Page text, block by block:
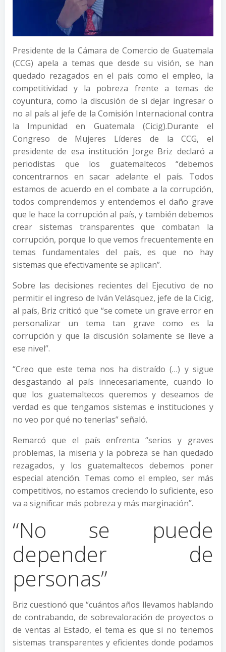
Presidente de la Cámara de Comercio de Guatemala
(CCG) apela a temas que desde su visión, se han
quedado rezagados en el país como el empleo, la
competitividad y la pobreza frente a temas de
coyuntura, como la discusión de si dejar ingresar o
no al país al jefe de la Comisión Internacional contra
la Impunidad en Guatemala (Cicig).Durante el
Congreso de Mujeres Líderes de la CCG, el
presidente de esa institución Jorge Briz declaró a
periodistas que los guatemaltecos “debemos
concentrarnos en sacar adelante el país. Todos
estamos de acuerdo en el combate a la corrupción,
todos comprendemos y entendemos el daño grave
que le hace la corrupción al país, y también debemos
crear sistemas transparentes que combatan la
corrupción, porque lo que vemos frecuentemente en
temas fundamentales del país, es que no hay
sistemas que efectivamente se aplican”.
Sobre las decisiones recientes del Ejecutivo de no
permitir el ingreso de Iván Velásquez, jefe de la Cicig,
al país, Briz criticó que “se comete un grave error en
personalizar un tema tan grave como es la
corrupción y que la discusión solamente se lleve a
ese nivel”.
“Creo que este tema nos ha distraído (…) y sigue
desgastando al país innecesariamente, cuando lo
que los guatemaltecos queremos y deseamos de
verdad es que tengamos sistemas e instituciones y
no veo por qué no tenerlas” señaló.
Remarcó que el país enfrenta “serios y graves
problemas, la miseria y la pobreza se han quedado
rezagados, y los guatemaltecos debemos poner
especial atención. Temas como el empleo, ser más
competitivos, no estamos creciendo lo suficiente, eso
va a significar más pobreza y más marginación”.
“No se puede
depender de
personas”
Briz cuestionó que “cuántos años llevamos hablando
de contrabando, de sobrevaloración de proyectos o
de ventas al Estado, el tema es que si no tenemos
sistemas transparentes y eficientes donde podamos